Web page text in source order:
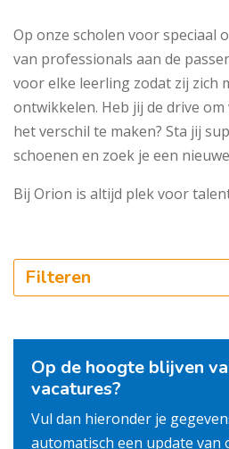
Op onze scholen voor speciaal
van professionals aan de
voor elke leerling zodat zij zich
ontwikkelen. Heb jij de drive
het verschil te maken? Sta jij
schoenen en zoek je een
Bij Orion is altijd plek voor
Filteren
Op de hoogte blijven
vacatures?
Vul dan hieronder je
automatisch een update van